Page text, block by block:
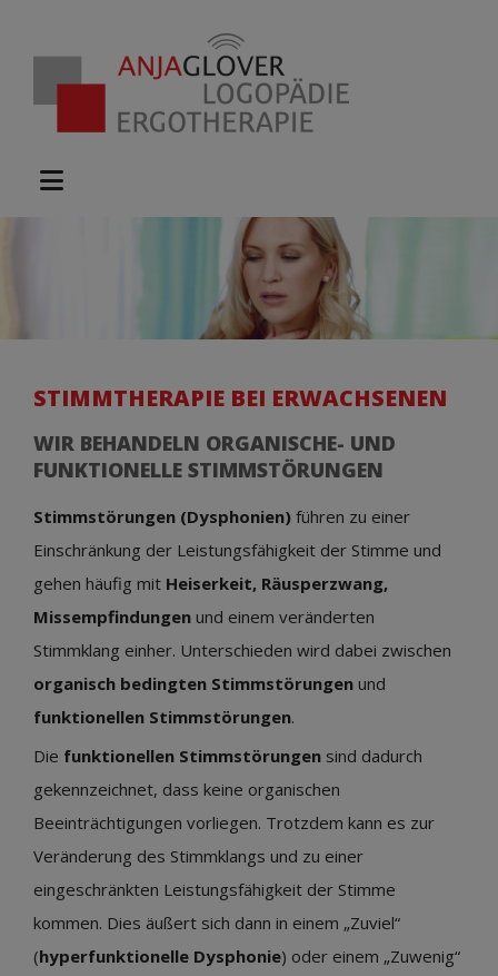
STIMMTHERAPIE BEI ERWACHSENEN
WIR BEHANDELN ORGANISCHE- UND
FUNKTIONELLE STIMMSTÖRUNGEN
Stimmstörungen (Dysphonien) führen zu einer
Einschränkung der Leistungsfähigkeit der Stimme und
gehen häufig mit Heiserkeit, Räusperzwang,
Missempfindungen und einem veränderten
Stimmklang einher. Unterschieden wird dabei zwischen
organisch bedingten Stimmstörungen und
funktionellen Stimmstörungen.
Die funktionellen Stimmstörungen sind dadurch
gekennzeichnet, dass keine organischen
Beeinträchtigungen vorliegen. Trotzdem kann es zur
Veränderung des Stimmklangs und zu einer
eingeschränkten Leistungsfähigkeit der Stimme
kommen. Dies äußert sich dann in einem „Zuviel“
(hyperfunktionelle Dysphonie) oder einem „Zuwenig“